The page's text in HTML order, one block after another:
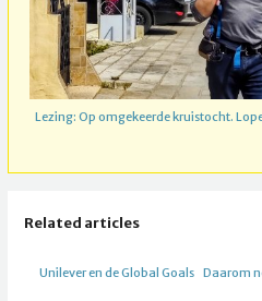
Lezing: Op omgekeerde kruistocht.
Related articles
Unilever en de Global Goals Daarom